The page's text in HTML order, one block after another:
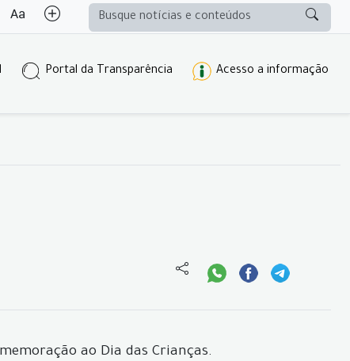
Portal da Transparência Acesso a informação
ao Dia das Crianças.